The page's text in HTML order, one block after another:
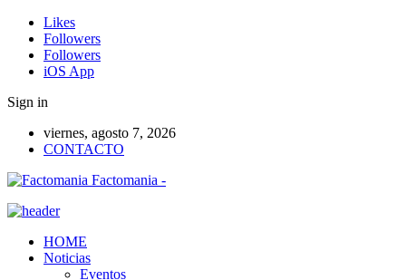
Likes
Followers
Followers
iOS App
Sign in
viernes, agosto 7, 2026
CONTACTO
Factomania -
HOME
Noticias
Eventos